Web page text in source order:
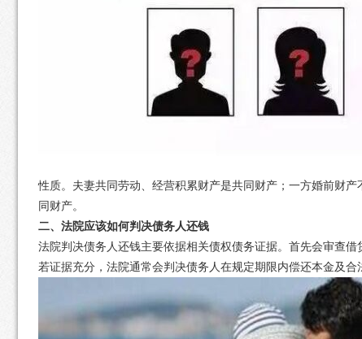
性质。夫妻共同劳动、经营积累财产是共同财产；一方婚前财
同财产。
二、法院应该如何判决债务人还钱
法院判决债务人还钱主要依据相关债权债务证据。首先会审查
若证据充分，法院通常会判决债务人在规定期限内偿还本金及